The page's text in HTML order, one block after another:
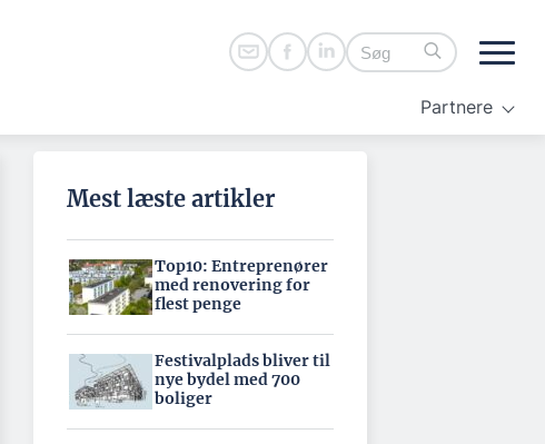
Partnere
Mest læste artikler
Top10: Entreprenører
med renovering for
flest penge
Festivalplads bliver til
nye bydel med 700
boliger